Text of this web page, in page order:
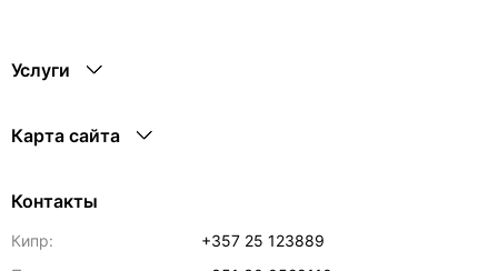
Услуги
Карта сайта
Контакты
Кипр:
+357 25 123889